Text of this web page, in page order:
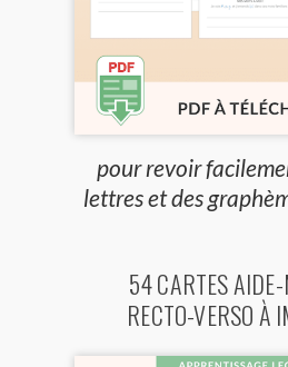
pour revoir
lettres et des
54 CARTES
RECTO-VERSO À